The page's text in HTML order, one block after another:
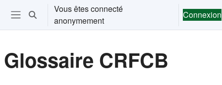
Passer au contenu principal
Ouvrir le menu de navigation
Activer/désactiver la saisie de recherche
Vous êtes connecté
anonymement
Connexion
Glossaire CRFCB